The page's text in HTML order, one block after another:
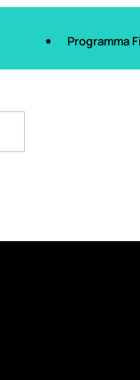
Programma